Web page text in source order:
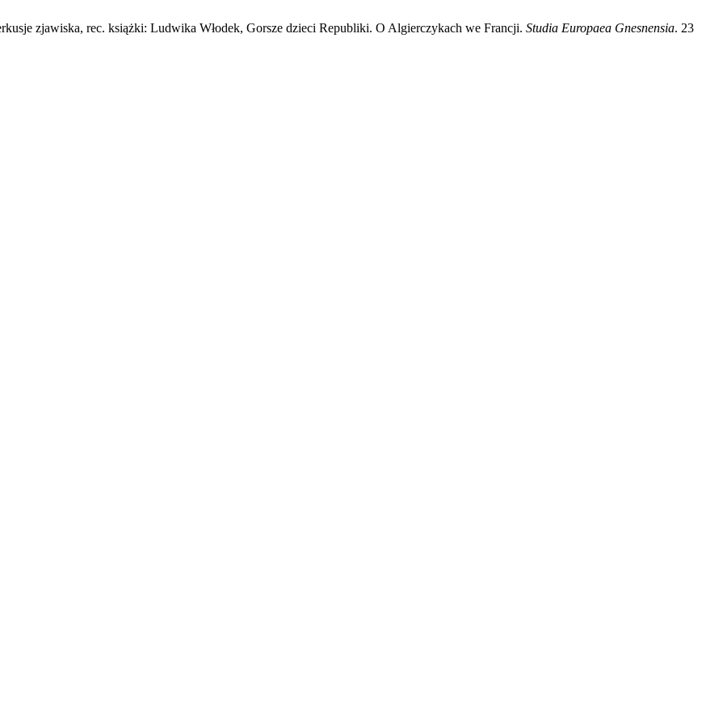
zjawiska, rec. książki: Ludwika Włodek, Gorsze dzieci Republiki. O Algierczykach we Francji. Studia Europaea Gnesnensia. 23